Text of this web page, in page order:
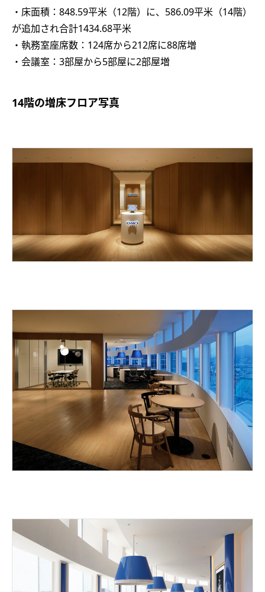
・床面積：848.59平米（12階）に、586.09平米（14階）
が追加され合計1434.68平米
・執務室座席数：124席から212席に88席増
・会議室：3部屋から5部屋に2部屋増
14階の増床フロア写真